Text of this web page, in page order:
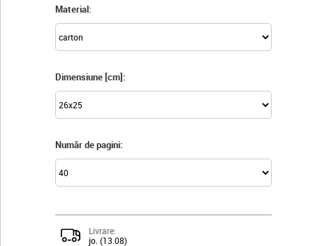
Material:
Dimensiune [cm]:
Număr de pagini:
Livrare:
jo. (13.08)